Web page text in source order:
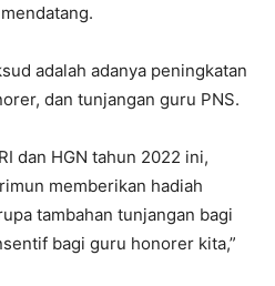
adalah adanya peningkatan
dan tunjangan guru PNS.
dan HGN tahun 2022 ini,
memberikan hadiah
tambahan tunjangan bagi
bagi guru honorer kita,”